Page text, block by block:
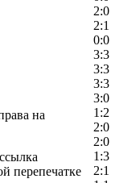
2:0
2:1
0:0
3:3
3:3
3:3
3:0
1:2
2:0
2:0
1:3
2:1
на
перепечатке